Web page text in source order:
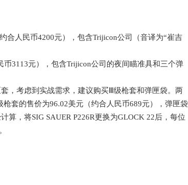
人民币4200元），包含Trijicon公司（音译为“崔吉
3113元），包含Trijicon公司的夜间瞄准具和三个弹
考虑到实战需求，建议购买Ⅲ级枪套和弹匣袋。两
套的售价为96.02美元（约合人民币689元），弹匣袋
算，将SIG SAUER P226R更换为GLOCK 22后，每位